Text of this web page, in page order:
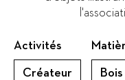
Activités
Créateur Bois